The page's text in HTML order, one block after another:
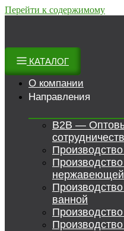
Перейти к содержимому
КАТАЛОГ
О компании
Направления
B2B —
нержавеющей
ванной